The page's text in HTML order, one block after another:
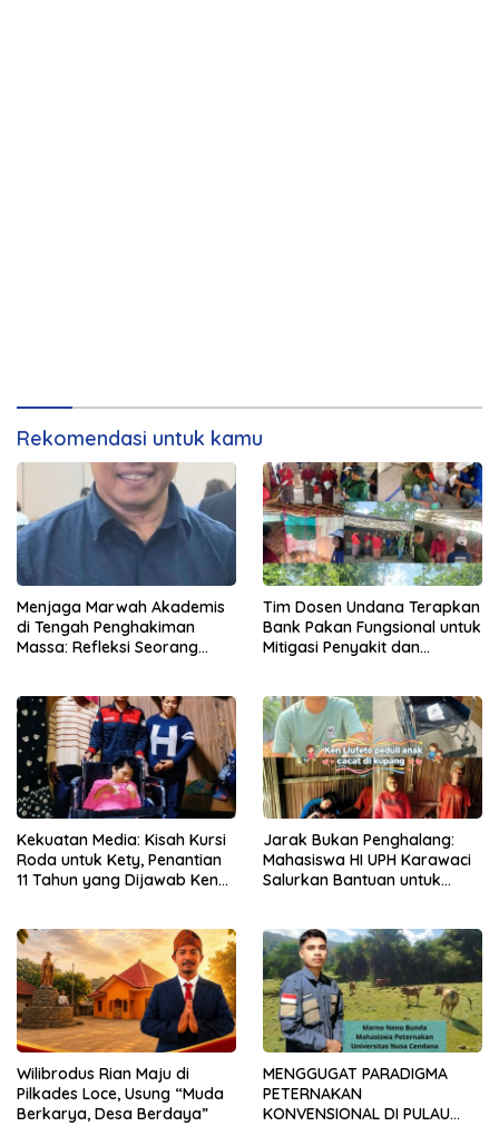
Rekomendasi untuk kamu
Menjaga Marwah Akademis
di Tengah Penghakiman
Massa: Refleksi Seorang
Tim Dosen Undana Terapkan
Bank Pakan Fungsional untuk
Mitigasi Penyakit dan
Kekuatan Media: Kisah Kursi
Roda untuk Kety, Penantian
11 Tahun yang Dijawab Ken
Jarak Bukan Penghalang:
Mahasiswa HI UPH Karawaci
Salurkan Bantuan untuk
Wilibrodus Rian Maju di
Pilkades Loce, Usung “Muda
Berkarya, Desa Berdaya”
MENGGUGAT PARADIGMA
PETERNAKAN
KONVENSIONAL DI PULAU